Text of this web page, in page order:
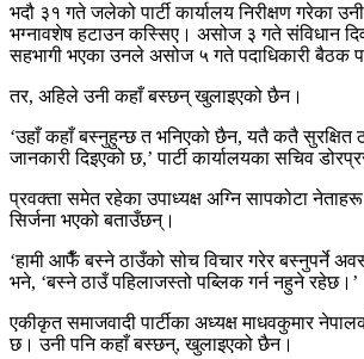
भदौ ३१ गते जलेको पार्टी कार्यालय निरीक्षण गरेका
भग्नावशेष हटाउन कस्सिए। असोज ३ गते संविधान
सहभागी भएका उनले असोज ५ गते पदाधिकारी बैठक
तर, अहिले उनी कहाँ बस्छन् खुलाइएको छैन।
‘उहाँ कहाँ बस्नुहुन्छ त भनिएको छैन, यतै कतै सुरक्षित
जानकारी दिइएको छ,’ पार्टी कार्यालयका सचिव
प्रवक्ता समेत रहेका उपाध्यक्ष अग्नि सापकोटा
सिर्जना भएको बताउँछन्।
‘हामी आफैँ बस्ने ठाउँको सोच विचार गरेर बस्नुपर्ने
भने, ‘बस्ने ठाउँ पहिलाजस्तो पब्लिक गर्न नहुने रहेछ।’
एकीकृत समाजवादी पार्टीका अध्यक्ष माधवकुमार
छ। उनी पनि कहाँ बस्छन्, खुलाइएको छैन।